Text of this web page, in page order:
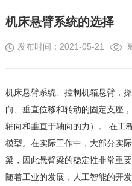
机床悬臂系统的选择
发布时间：2021-05-21
机床悬臂系统、控制机箱悬臂，
向、垂直位移和转动的固定支座
轴向和垂直于轴向的力）。 在工
模型。在实际工作中，大部分实
梁，因此悬臂梁的稳定性非常重要
随着工业的发展，人工智能的开